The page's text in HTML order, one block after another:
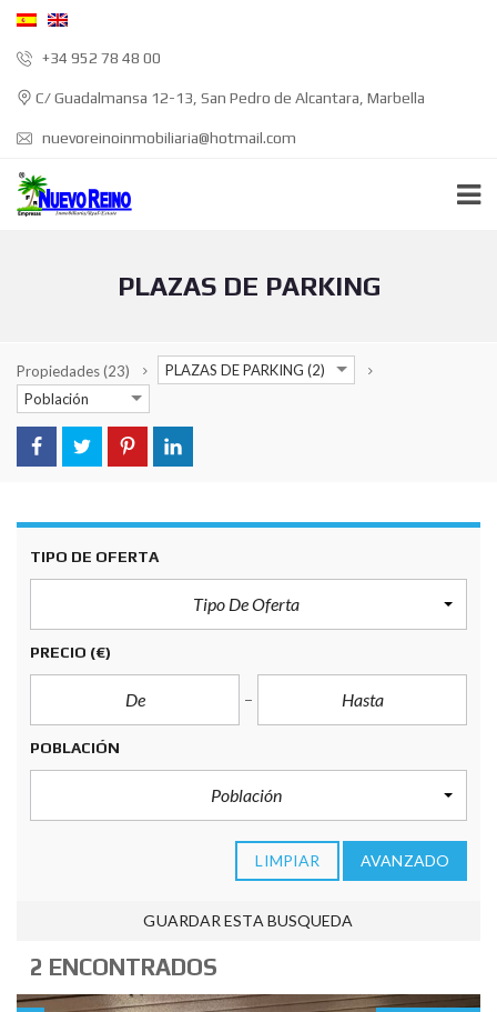
+34 952 78 48 00
C/ Guadalmansa 12-13, San Pedro de Alcantara, Marbella
nuevoreinoinmobiliaria@hotmail.com
PLAZAS DE PARKING
Propiedades(23)
PLAZAS DE PARKING (2)
Población
TIPO DE OFERTA
Tipo De Oferta
PRECIO (€)
POBLACIÓN
Población
LIMPIAR AVANZADO
GUARDAR ESTA BUSQUEDA
2 ENCONTRADOS